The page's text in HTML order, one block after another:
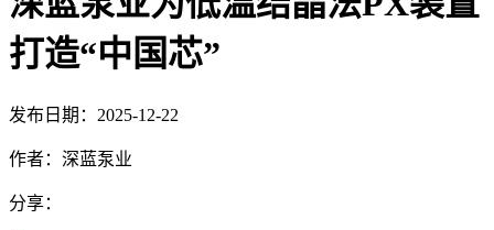
打造“中国芯”
发布日期：2025-12-22
作者：深蓝泵业
分享：